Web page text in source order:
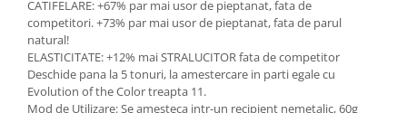
CATIFELARE: +67% par mai usor de pieptanat, fata de
competitori. +73% par mai usor de pieptanat, fata de parul
natural!
ELASTICITATE: +12% mai STRALUCITOR fata de competitor
Deschide pana la 5 tonuri, la amestercare in parti egale cu
Evolution of the Color treapta 11.
Mod de Utilizare: Se amesteca intr-un recipient nemetalic, 60g